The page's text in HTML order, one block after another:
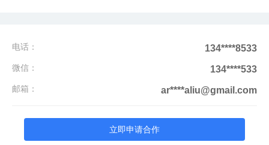
电话： 134****8533
微信： 134****533
邮箱： ar****aliu@gmail.com
立即申请合作